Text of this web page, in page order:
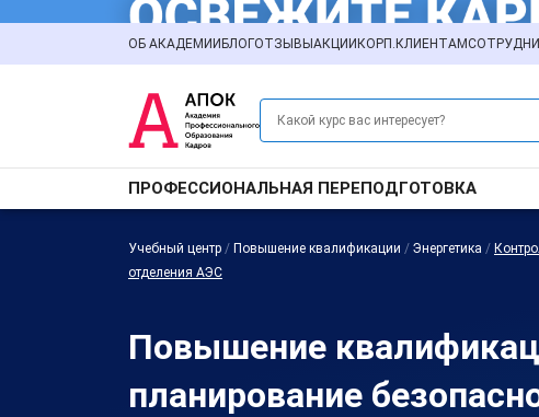
ОБ АКАДЕМИИ БЛОГОТЗЫВЫ АКЦИИ КОРП.КЛИЕНТАМ
ПРОФЕССИОНАЛЬНАЯ ПЕРЕПОДГОТОВКА
Учебный центр / Повышение квалификации / Энергетика /
отделения АЭС
Повышение
планирование